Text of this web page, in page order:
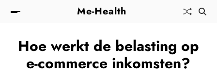
Me-Health
Hoe werkt de belasting op
e-commerce inkomsten?